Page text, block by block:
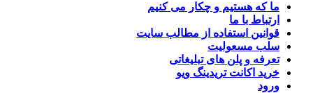
ما که هستیم و چکار می کنیم
ارتباط با ما
قوانین استفاده از مطالب سایت
سلب مسعولیت
تعرفه و پلن های تبلیغاتی
خرید اکانت تریدینگ ویو
ورود